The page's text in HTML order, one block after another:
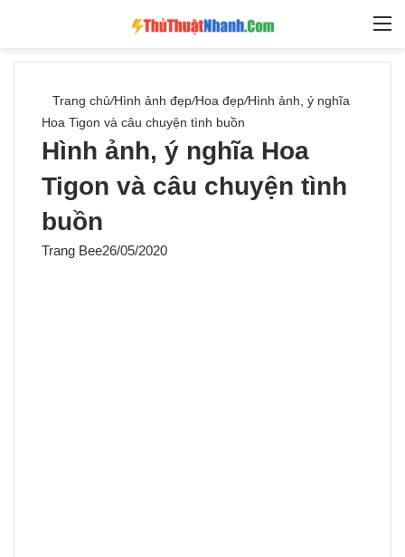
Tìm
Trang chủ/Hình ảnh đẹp/Hoa đẹp/Hình ảnh, ý nghĩa
Hoa Tigon và câu chuyện tình buồn
Hình ảnh, ý nghĩa Hoa
Tigon và câu chuyện tình
buồn
Trang Bee26/05/2020